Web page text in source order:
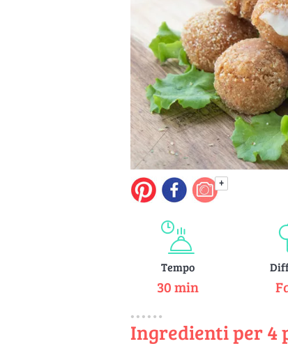
+
Tempo
30 min
Ingredienti per 4